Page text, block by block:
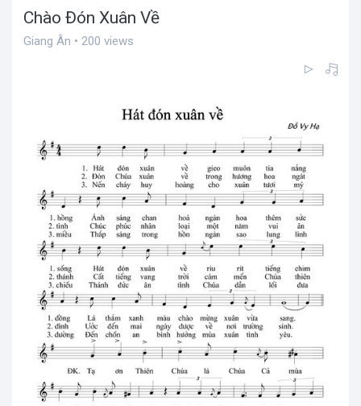
Chào Đón Xuân Về
Giang Ân • 200 views